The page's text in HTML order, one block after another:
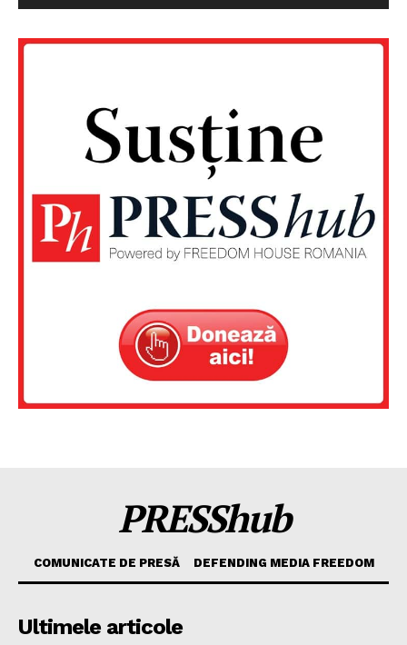
PRESShub
COMUNICATE DE PRESĂ DEFENDING MEDIA FREEDOM
Ultimele articole